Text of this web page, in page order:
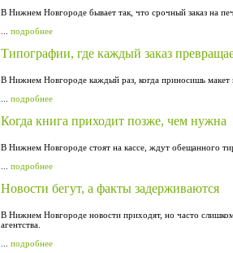
В Нижнем Новгороде бывает так, что срочный заказ на
подробнее
Типографии, где каждый заказ
В Нижнем Новгороде каждый раз, когда приносишь макет
подробнее
Когда книга приходит позже, чем нужна
В Нижнем Новгороде стоят на кассе, ждут обещанного
подробнее
Новости бегут, а факты задерживаются
В Нижнем Новгороде новости приходят, но часто
агентства.
подробнее